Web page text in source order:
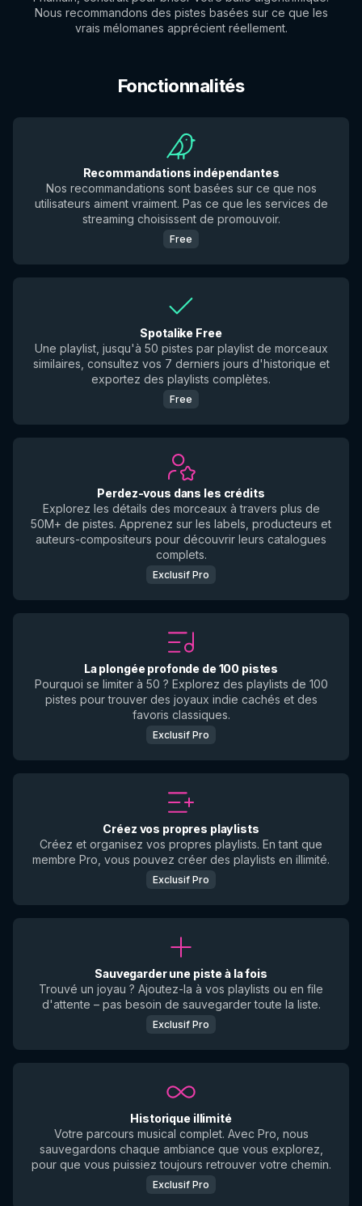
Nous recommandons des pistes basées sur ce que les
vrais mélomanes apprécient réellement.
Fonctionnalités
Recommandations indépendantes
Nos recommandations sont basées sur ce que nos
utilisateurs aiment vraiment. Pas ce que les services de
streaming choisissent de promouvoir.
Free
Spotalike Free
Une playlist, jusqu'à 50 pistes par playlist de morceaux
similaires, consultez vos 7 derniers jours d'historique et
exportez des playlists complètes.
Free
Perdez-vous dans les crédits
Explorez les détails des morceaux à travers plus de
50M+ de pistes. Apprenez sur les labels, producteurs et
auteurs-compositeurs pour découvrir leurs catalogues
complets.
Exclusif Pro
La plongée profonde de 100 pistes
Pourquoi se limiter à 50 ? Explorez des playlists de 100
pistes pour trouver des joyaux indie cachés et des
favoris classiques.
Exclusif Pro
Créez vos propres playlists
Créez et organisez vos propres playlists. En tant que
membre Pro, vous pouvez créer des playlists en illimité.
Exclusif Pro
Sauvegarder une piste à la fois
Trouvé un joyau ? Ajoutez-la à vos playlists ou en file
d'attente – pas besoin de sauvegarder toute la liste.
Exclusif Pro
Historique illimité
Votre parcours musical complet. Avec Pro, nous
sauvegardons chaque ambiance que vous explorez,
pour que vous puissiez toujours retrouver votre chemin.
Exclusif Pro